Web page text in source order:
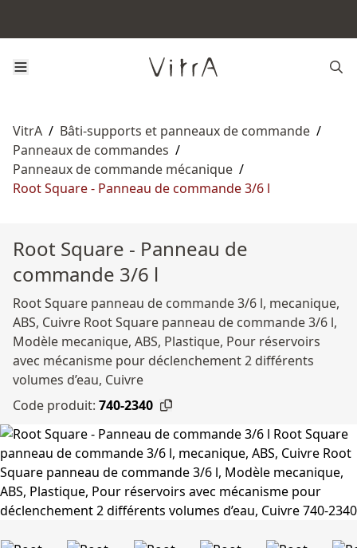
VitrA / Bâti-supports et panneaux de commande /
Panneaux de commandes /
Panneaux de commande mécanique /
Root Square - Panneau de commande 3/6 l
Root Square - Panneau de
commande 3/6 l
Root Square panneau de commande 3/6 l, mecanique,
ABS, Cuivre Root Square panneau de commande 3/6 l,
Modèle mecanique, ABS, Plastique, Pour réservoirs
avec mécanisme pour déclenchement 2 différents
volumes d’eau, Cuivre
Code produit: 740-2340